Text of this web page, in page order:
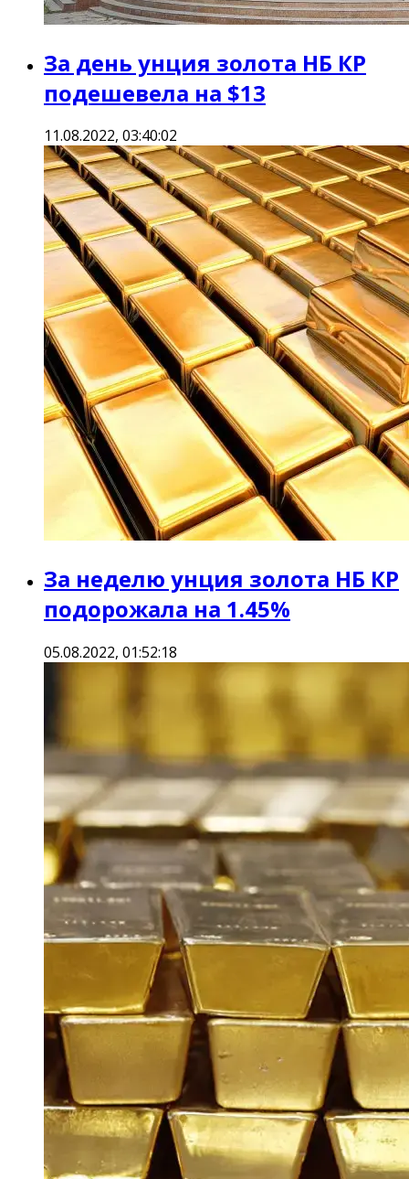
За день унция золота НБ КР
подешевела на $13
11.08.2022, 03:40:02
За неделю унция золота НБ КР
подорожала на 1.45%
05.08.2022, 01:52:18